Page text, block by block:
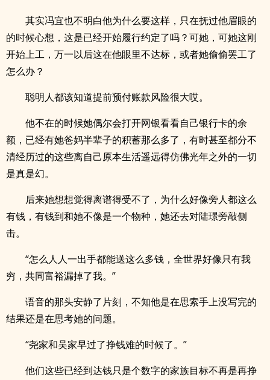
其实冯宜也不明白他为什么要这样，只在抚过他眉眼的
的时候心想，这是已经开始履行约定了吗？可她，可她这刚
开始上工，万一以后这在他眼里不达标，或者她偷偷罢工了
怎么办？
聪明人都该知道提前预付账款风险很大哎。
他不在的时候她偶尔会打开网银看看自己银行卡的余
额，已经有她爸妈半辈子的积蓄那么多了，有时甚至都分不
清经历过的这些离自己原本生活遥远得仿佛光年之外的一切
是真是幻。
后来她想想觉得离谱得受不了，为什么好像旁人都这么
有钱，有钱到和她不像是一个物种，她还去对陆璟旁敲侧
击。
“怎么人人一出手都能送这么多钱，全世界好像只有我
穷，共同富裕漏掉了我。”
语音的那头安静了片刻，不知他是在思索手上没写完的
结果还是在思考她的问题。
“尧家和吴家早过了挣钱难的时候了。”
他们这些已经到达钱只是个数字的家族目标不再是再挣